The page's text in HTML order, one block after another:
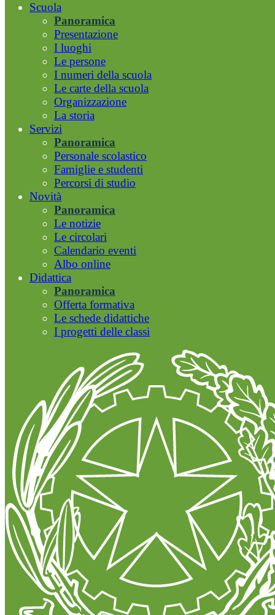
Scuola
Panoramica
Presentazione
I luoghi
Le persone
I numeri della scuola
Le carte della scuola
Organizzazione
La storia
Servizi
Panoramica
Personale scolastico
Famiglie e studenti
Percorsi di studio
Novità
Panoramica
Le notizie
Le circolari
Calendario eventi
Albo online
Didattica
Panoramica
Offerta formativa
Le schede didattiche
I progetti delle classi